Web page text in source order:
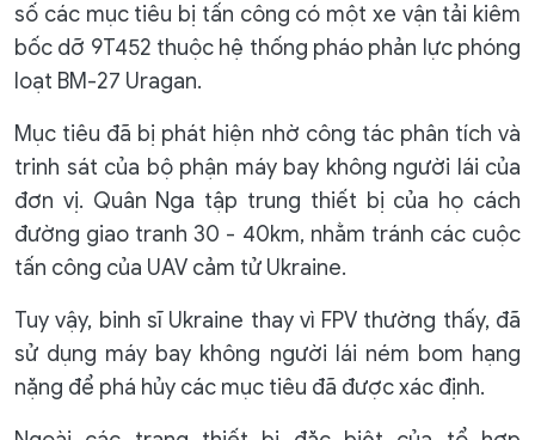
số các mục tiêu bị tấn công có một xe vận tải kiêm
bốc dỡ 9T452 thuộc hệ thống pháo phản lực phóng
loạt BM-27 Uragan.
Mục tiêu đã bị phát hiện nhờ công tác phân tích và
trinh sát của bộ phận máy bay không người lái của
đơn vị. Quân Nga tập trung thiết bị của họ cách
đường giao tranh 30 - 40km, nhằm tránh các cuộc
tấn công của UAV cảm tử Ukraine.
Tuy vậy, binh sĩ Ukraine thay vì FPV thường thấy, đã
sử dụng máy bay không người lái ném bom hạng
nặng để phá hủy các mục tiêu đã được xác định.